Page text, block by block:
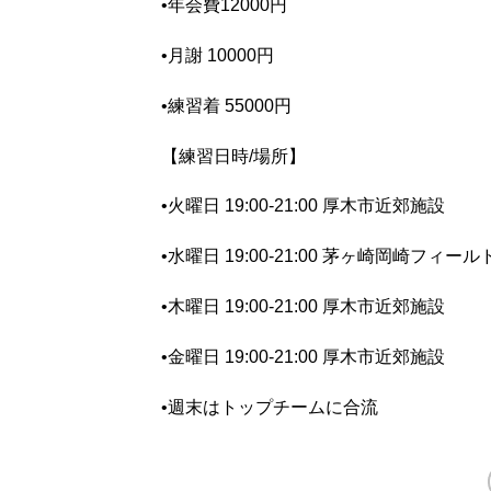
•年会費12000円
•月謝 10000円
•練習着 55000円
【練習日時/場所】
•火曜日 19:00-21:00 厚木市近郊施設
•水曜日 19:00-21:00 茅ヶ崎岡崎フィール
•木曜日 19:00-21:00 厚木市近郊施設
•金曜日 19:00-21:00 厚木市近郊施設
•週末はトップチームに合流